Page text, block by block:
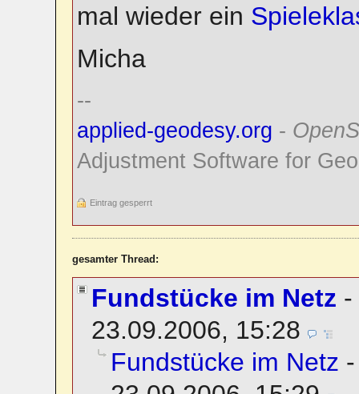
mal wieder ein
Micha
--
applied-geodesy.org -
Adjustment Software for
Eintrag gesperrt
gesamter Thread:
Fundstücke im Netz -
23.09.2006, 15:28
Fundstücke im Netz